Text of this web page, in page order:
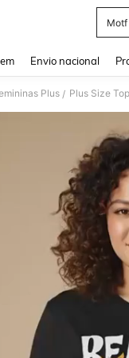
Motf
Envio nacional
Plus / Plus Size